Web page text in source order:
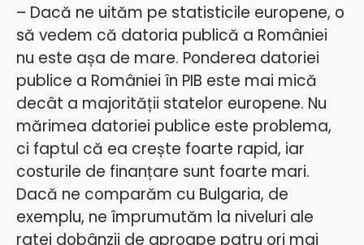
– Dacă ne uităm pe statisticile europene, o
să vedem că datoria publică a României
nu este așa de mare. Ponderea datoriei
publice a României în PIB este mai mică
decât a majorității statelor europene. Nu
mărimea datoriei publice este problema,
ci faptul că ea crește foarte rapid, iar
costurile de finanțare sunt foarte mari.
Dacă ne comparăm cu Bulgaria, de
exemplu, ne împrumutăm la niveluri ale
ratei dobânzii de aproape patru ori mai